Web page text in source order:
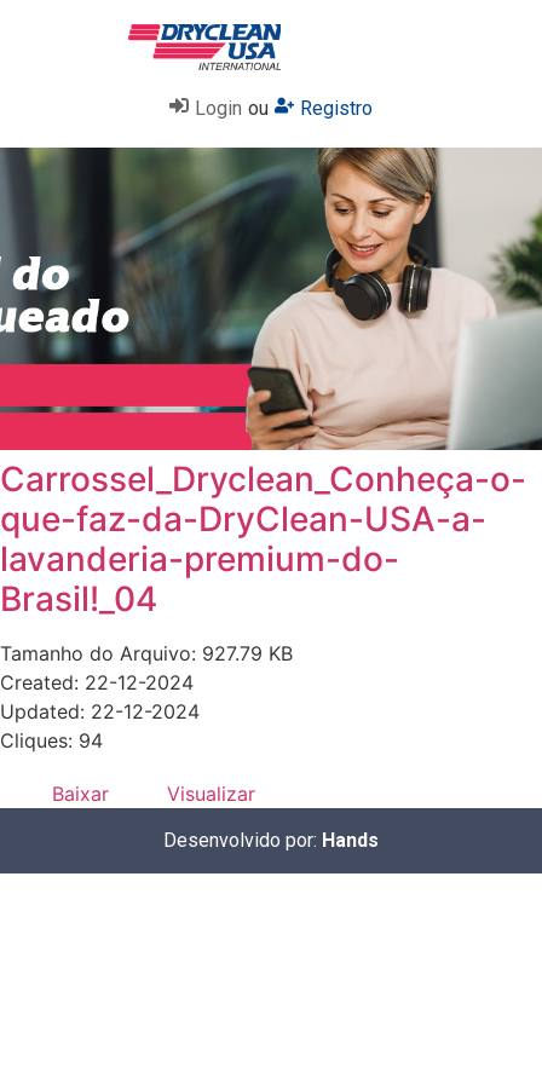
Login ou Registro
Carrossel_Dryclean_Conheça-o-
que-faz-da-DryClean-USA-a-
lavanderia-premium-do-
Brasil!_04
Tamanho do Arquivo: 927.79 KB
Created: 22-12-2024
Updated: 22-12-2024
Cliques: 94
Baixar Visualizar
Desenvolvido por: Hands